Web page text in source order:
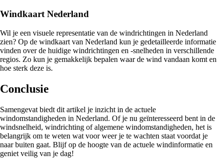
Windkaart Nederland
Wil je een visuele representatie van de windrichtingen in Nederland
zien? Op de windkaart van Nederland kun je gedetailleerde informatie
vinden over de huidige windrichtingen en -snelheden in verschillende
regios. Zo kun je gemakkelijk bepalen waar de wind vandaan komt en
hoe sterk deze is.
Conclusie
Samengevat biedt dit artikel je inzicht in de actuele
windomstandigheden in Nederland. Of je nu geïnteresseerd bent in de
windsnelheid, windrichting of algemene windomstandigheden, het is
belangrijk om te weten wat voor weer je te wachten staat voordat je
naar buiten gaat. Blijf op de hoogte van de actuele windinformatie en
geniet veilig van je dag!